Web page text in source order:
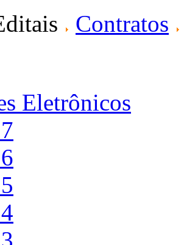
Contratos
Eletrônicos